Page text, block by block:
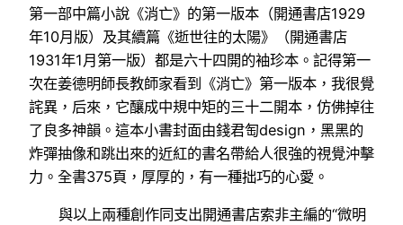
第一部中篇小說《消亡》的第一版本（開通書店1929
年10月版）及其續篇《逝世往的太陽》（開通書店
1931年1月第一版）都是六十四開的袖珍本。記得第一
次在姜德明師長教師家看到《消亡》第一版本，我很覺
詫異，后來，它釀成中規中矩的三十二開本，仿佛掉往
了良多神韻。這本小書封面由錢君匋design，黑黑的
炸彈抽像和跳出來的近紅的書名帶給人很強的視覺沖擊
力。全書375頁，厚厚的，有一種拙巧的心愛。
與以上兩種創作同支出開通書店索非主編的“微明